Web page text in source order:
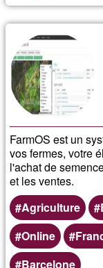
FarmOS est un
vos fermes, votre
l'achat de
et les ventes.
Agriculture
Online
Barcelone